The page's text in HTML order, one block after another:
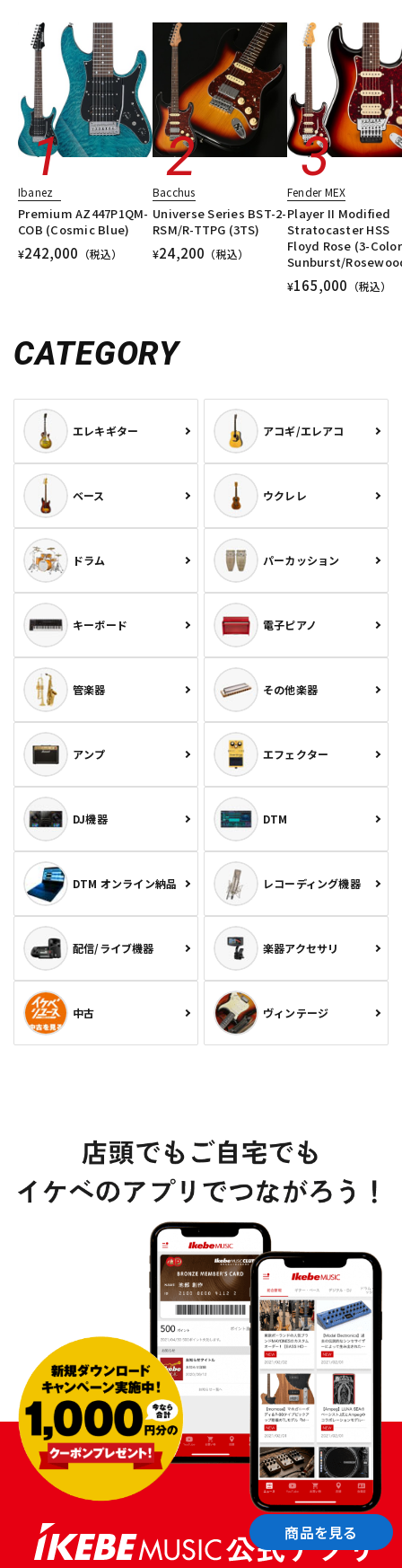
商品を見る
Ibanez
Premium AZ447P1QM-
COB (Cosmic Blue)
¥242,000 （税込）
Bacchus
Universe Series BST-2-
RSM/R-TTPG (3TS)
¥24,200 （税込）
Fender MEX
Player II Modified
Stratocaster HSS
Floyd Rose (3-Color
Sunburst/
¥165,000 （税込）
CATEGORY
エレキギター アコギ/エレアコ
ベース ウクレレ
ドラム パーカッション
キーボード 電子ピアノ
管楽器 その他楽器
アンプ エフェクター
DJ機器 DTM
DTM オンライン納品 レコーディング機器
配信/ライブ機器 楽器アクセサリ
中古 ヴィンテージ